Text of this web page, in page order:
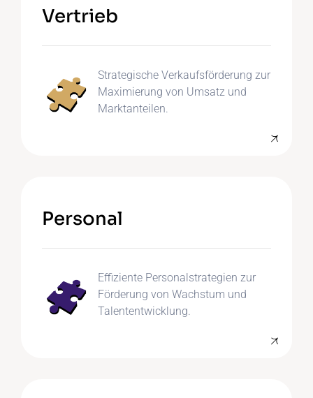
Vertrieb
Strategische Verkaufsförderung zur
Maximierung von Umsatz und
Marktanteilen.
Personal
Effiziente Personalstrategien zur
Förderung von Wachstum und
Talententwicklung.